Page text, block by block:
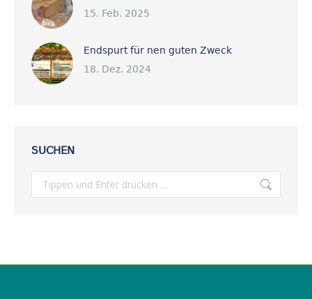
15. Feb. 2025
Endspurt für nen guten Zweck
18. Dez. 2024
SUCHEN
Search: